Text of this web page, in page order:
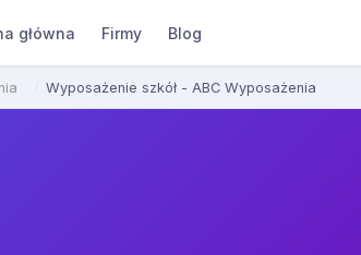
główna Firmy Blog
Wyposażenie szkół - ABC Wyposażenia